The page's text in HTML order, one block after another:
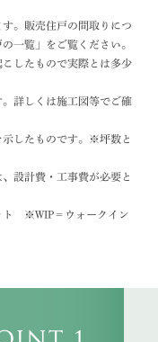
。販売住戸の間取りにつ
一覧」をご覧ください。
したもので実際とは多少
詳しくは施工図等でご確
したものです。※坪数と
設計費・工事費が必要と
※WIP＝ウォークイン